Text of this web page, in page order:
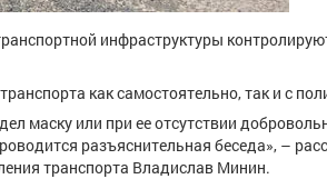
инфраструктуры
как самостоятельно, так и с
маску или при ее отсутствии
разъяснительная беседа», –
транспорта Владислав Минин.